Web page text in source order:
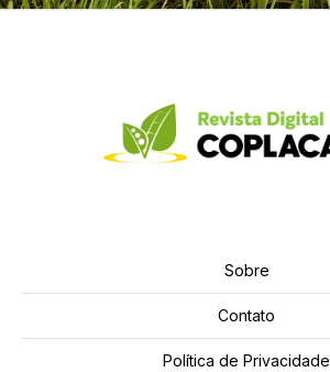
Sobre
Contato
Política de Privacidade